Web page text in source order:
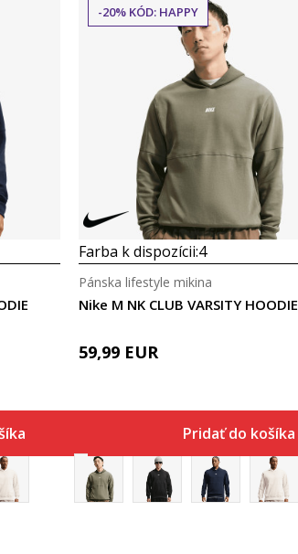
-20% KÓD: HAPPY
Farba k dispozícii:4
Nike M NK CLUB VARSITY HOODIE
Pánska lifestyle mikina
59,99 EUR
Pridať do košíka